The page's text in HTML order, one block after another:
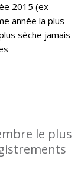
2015 (ex-
année la plus
sèche jamais
le plus